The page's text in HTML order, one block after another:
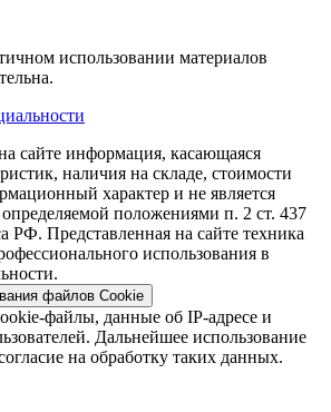
использовании материалов
сайте информация, касающаяся
наличия на складе, стоимости
характер и не является
положениями п. 2 ст. 437
РФ. Представленная на сайте техника
использования в
файлов Cookie
файлы, данные об IP-адресе и
Дальнейшее использование
на обработку таких данных.